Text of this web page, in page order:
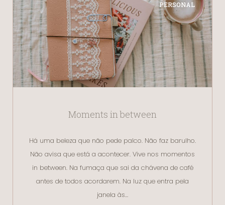
PERSONAL
Moments in between
Há uma beleza que não pede palco. Não faz barulho.
Não avisa que está a acontecer. Vive nos momentos
in between. Na fumaça que sai da chávena de café
antes de todos acordarem. Na luz que entra pela
janela às…